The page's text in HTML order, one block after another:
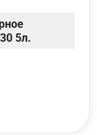
5л.